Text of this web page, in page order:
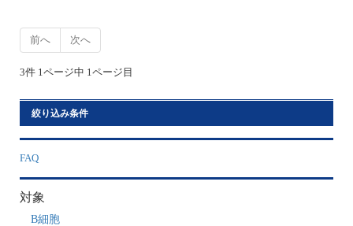
前へ 次へ
3件 1ページ中 1ページ目
絞り込み条件
FAQ
対象
B細胞